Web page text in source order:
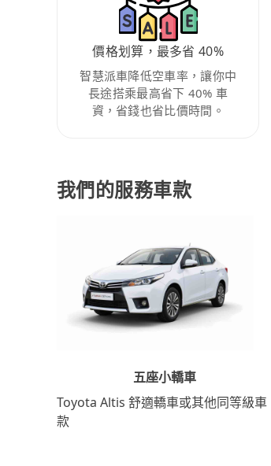
價格划算，最多省 40%
智慧派車降低空車率，讓你中
長途搭乘最高省下 40% 車
資，省錢也省比價時間。
我們的服務車款
五座小轎車
Toyota Altis 舒適轎車或其他同等級車
款